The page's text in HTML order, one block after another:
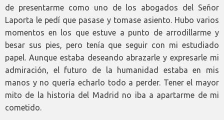
de presentarme como uno de los abogados del Señor
Laporta le pedí que pasase y tomase asiento. Hubo varios
momentos en los que estuve a punto de arrodillarme y
besar sus pies, pero tenía que seguir con mi estudiado
papel. Aunque estaba deseando abrazarle y expresarle mi
admiración, el futuro de la humanidad estaba en mis
manos y no quería echarlo todo a perder. Tener el mayor
mito de la historia del Madrid no iba a apartarme de mi
cometido.